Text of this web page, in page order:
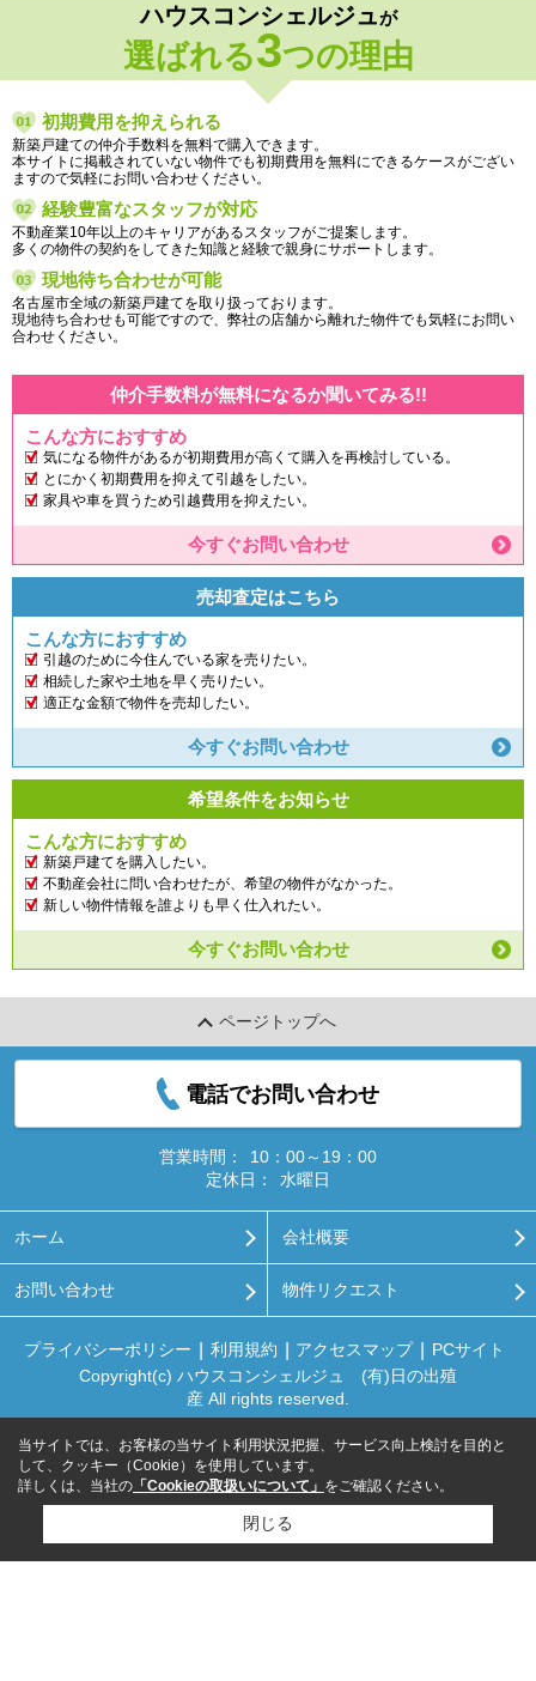
ハウスコンシェルジュが
選ばれる3つの理由
初期費用を抑えられる
新築戸建ての仲介手数料を無料で購入できます。
本サイトに掲載されていない物件でも初期費用を無料にできるケースがござい
ますので気軽にお問い合わせください。
経験豊富なスタッフが対応
不動産業10年以上のキャリアがあるスタッフがご提案します。
多くの物件の契約をしてきた知識と経験で親身にサポートします。
現地待ち合わせが可能
名古屋市全域の新築戸建てを取り扱っております。
現地待ち合わせも可能ですので、弊社の店舗から離れた物件でも気軽にお問い
合わせください。
仲介手数料が無料になるか聞いてみる!!
こんな方におすすめ
気になる物件があるが初期費用が高くて購入を再検討している。
とにかく初期費用を抑えて引越をしたい。
家具や車を買うため引越費用を抑えたい。
今すぐお問い合わせ
売却査定はこちら
こんな方におすすめ
引越のために今住んでいる家を売りたい。
相続した家や土地を早く売りたい。
適正な金額で物件を売却したい。
今すぐお問い合わせ
希望条件をお知らせ
こんな方におすすめ
新築戸建てを購入したい。
不動産会社に問い合わせたが、希望の物件がなかった。
新しい物件情報を誰よりも早く仕入れたい。
今すぐお問い合わせ
ページトップへ
電話でお問い合わせ
営業時間：
10：00～19：00
定休日：
水曜日
ホーム 会社概要
お問い合わせ 物件リクエスト
プライバシーポリシー 利用規約 アクセスマップ
PCサイト
Copyright(c) ハウスコンシェルジュ (有)日の出殖
産 All rights reserved.
当サイトでは、お客様の当サイト利用状況把握、サービス向上検討を目的と
して、クッキー（Cookie）を使用しています。
詳しくは、当社の 「Cookieの取扱いについて」 をご確認ください。
閉じる